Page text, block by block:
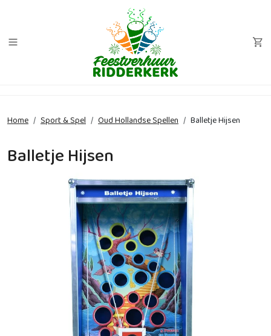
Home Sport & Spel Oud Hollandse Spellen Balletje Hijsen
Balletje Hijsen